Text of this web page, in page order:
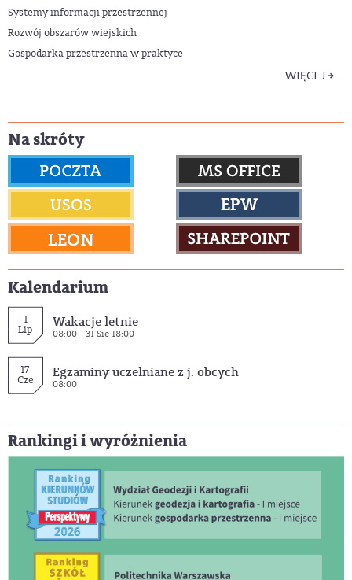
Systemy informacji przestrzennej
Rozwój obszarów wiejskich
Gospodarka przestrzenna w praktyce
WIĘCEJ
Na skróty
Kalendarium
1
Lip Wakacje letnie
08:00 - 31 Sie 18:00
17
Cze Egzaminy uczelniane z j. obcych
08:00
Rankingi i wyróżnienia